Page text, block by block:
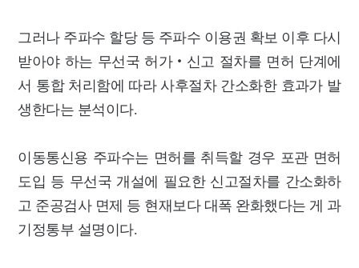
그러나 주파수 할당 등 주파수 이용권 확보 이후 다시
받아야 하는 무선국 허가‧신고 절차를 면허 단계에
서 통합 처리함에 따라 사후절차 간소화한 효과가 발
생한다는 분석이다.
이동통신용 주파수는 면허를 취득할 경우 포관 면허
도입 등 무선국 개설에 필요한 신고절차를 간소화하
고 준공검사 면제 등 현재보다 대폭 완화했다는 게 과
기정통부 설명이다.